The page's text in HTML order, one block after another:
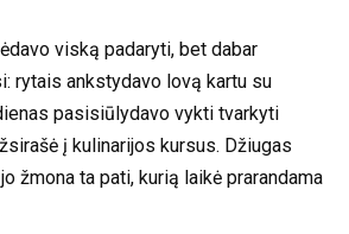
viską padaryti, bet dabar
rytais ankstydavo lovą kartu su
pasisiūlydavo vykti tvarkyti
į kulinarijos kursus. Džiugas
žmona ta pati, kurią laikė prarandama